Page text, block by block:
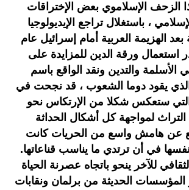
الإسلاموي بعض الإختراقات
، باستغلال تراجع الإيديولوجيا
بعد الهزيمة العربية أمام إسرائيل عام
استعمال ورقة الدين للمزايدة على
الأسلمة والتدين ونقد الواقع باسم
الذي يقود دوما الشعوب ، قد نجحت في
التي ستعكس شكلا من الإرتكاس نحو
التراث لمواجهة كل أشكال الحداثة
عن هامش واسع من الحريات كانت
في أن ترتدي ما يناسب قناعاتها.
للآخر ينحو باتجاه عصرنة الحياة
المؤسسات الحديثة من برلمان ونقابات